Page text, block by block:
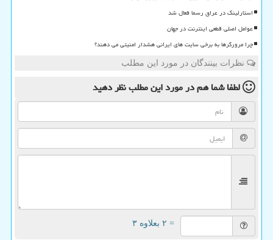
استارلینک در عراق رسما فعال شد
عوامل اصلی قطعی اینترنت در جهان
چرا مرورگرها به برخی سایت های ایرانی هشدار امنیتی می دهند؟
نظرات بینندگان در مورد این مطلب
لطفا شما همدر مورد این مطلبنظر دهید
= ۲ بعلاوه ۳